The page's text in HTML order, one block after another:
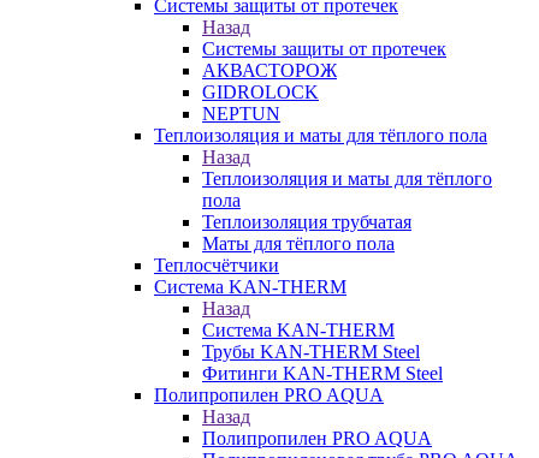
Системы защиты от протечек
Назад
Системы защиты от протечек
АКВАСТОРОЖ
GIDROLOCK
NEPTUN
Теплоизоляция и маты для тёплого пола
Назад
Теплоизоляция и маты для тёплого
пола
Теплоизоляция трубчатая
Маты для тёплого пола
Теплосчётчики
Система KAN-THERM
Назад
Система KAN-THERM
Трубы KAN-THERM Steel
Фитинги KAN-THERM Steel
Полипропилен PRO AQUA
Назад
Полипропилен PRO AQUA